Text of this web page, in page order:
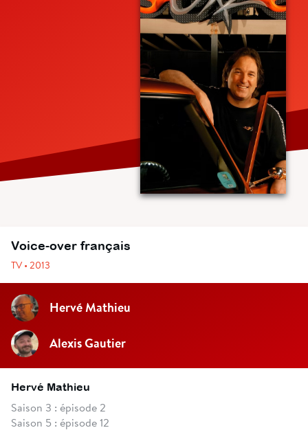
Voice-over français
TV • 2013
Hervé Mathieu
Alexis Gautier
Hervé Mathieu
Saison 3 : épisode 2
Saison 5 : épisode 12